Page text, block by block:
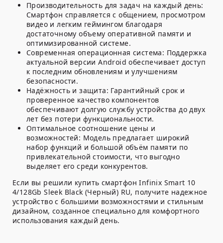
Производительность для задач на каждый день:
Смартфон справляется с общением, просмотром
видео и легким геймингом благодаря
достаточному объему оперативной памяти и
оптимизированной системе.
Современная операционная система: Поддержка
актуальной версии Android обеспечивает доступ
к последним обновлениям и улучшениям
безопасности.
Надёжность и защита: Гарантийный срок и
проверенное качество компонентов
обеспечивают долгую службу устройства до двух
лет без потери функциональности.
Оптимальное соотношение цены и
возможностей: Модель предлагает широкий
набор функций и большой объём памяти по
привлекательной стоимости, что выгодно
выделяет его среди конкурентов.
Если вы решили купить смартфон Infinix Smart 10
4/128Gb Sleek Black (Черный) RU, получите надежное
устройство с большими возможностями и стильным
дизайном, созданное специально для комфортного
использования каждый день.